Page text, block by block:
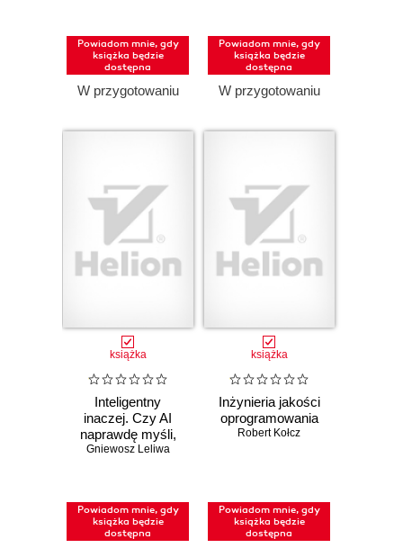
rozszerzony.
Część 2 (wydanie
z numerem
Powiadom mnie, gdy
książka będzie
dostępna
W przygotowaniu
szkołach
ponadpodstawowych.
Zakres
rozszerzony
Powiadom mnie, gdy
książka będzie
dostępna
W przygotowaniu
książka
Inteligentny
inaczej. Czy AI
naprawdę myśli,
czy tylko
Gniewosz Leliwa
Powiadom mnie, gdy
książka będzie
dostępna
książka
Inżynieria jakości
oprogramowania
Robert Kołcz
Powiadom mnie, gdy
książka będzie
dostępna